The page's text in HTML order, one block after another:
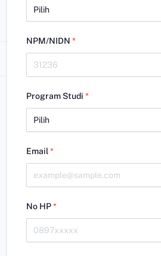
NPM/NIDN *
Program Studi *
Email *
No HP*